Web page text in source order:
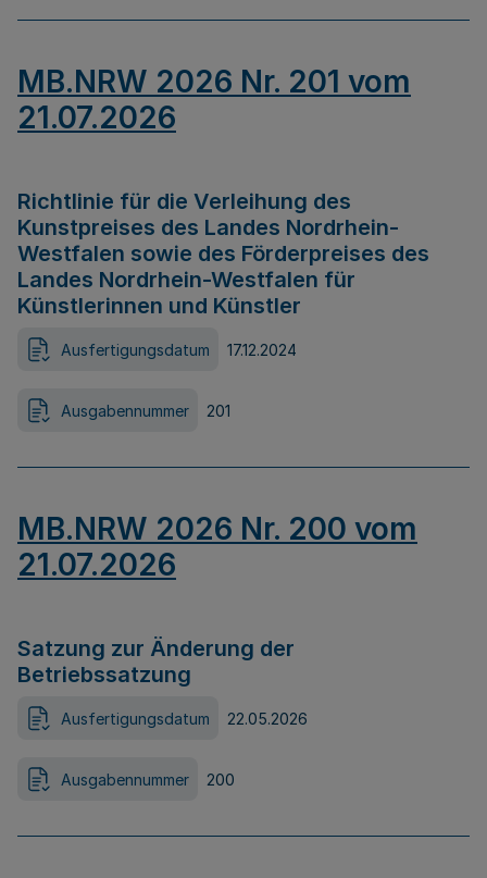
MB.NRW 2026 Nr. 201 vom
21.07.2026
Richtlinie für die Verleihung des
Kunstpreises des Landes Nordrhein-
Westfalen sowie des Förderpreises des
Landes Nordrhein-Westfalen für
Künstlerinnen und Künstler
Ausfertigungsdatum 17.12.2024
Ausgabennummer 201
MB.NRW 2026 Nr. 200 vom
21.07.2026
Satzung zur Änderung der
Betriebssatzung
Ausfertigungsdatum 22.05.2026
Ausgabennummer 200